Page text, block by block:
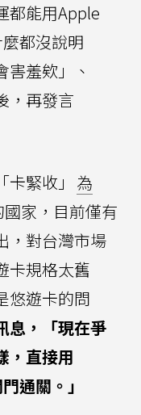
都能用Apple
都沒說明
羞欸」、
，再發言
緊收」 為
國家，目前僅有
，對台灣市場
卡規格太舊
悠遊卡的問
息，「現在爭
，直接用
通關。」